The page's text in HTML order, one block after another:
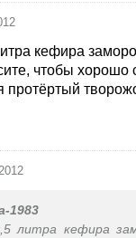
кефира
чтобы хорошо
протёртый
1983
литра кефира